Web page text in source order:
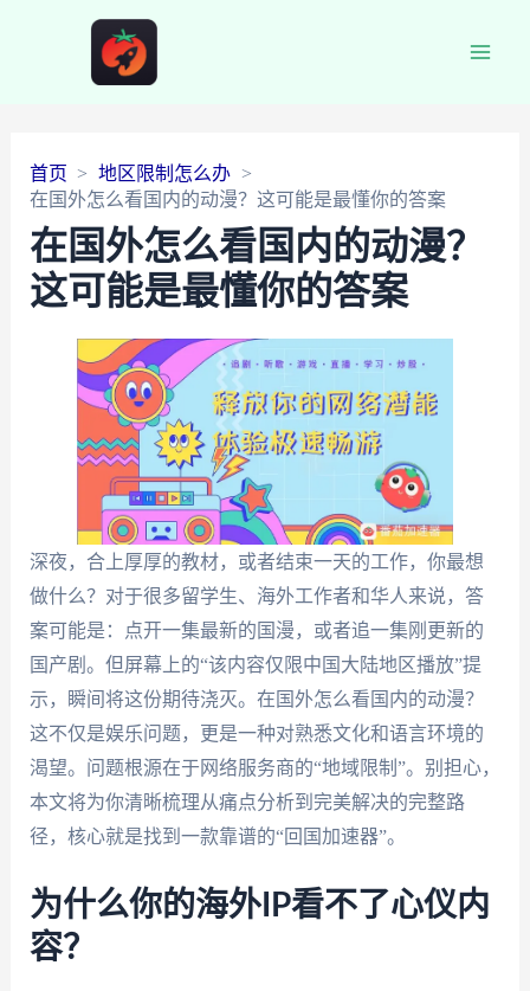
首页
地区限制怎么办
在国外怎么看国内的动漫？这可能是最懂你的答案
在国外怎么看国内的动漫？
这可能是最懂你的答案
深夜，合上厚厚的教材，或者结束一天的工作，你最想
做什么？对于很多留学生、海外工作者和华人来说，答
案可能是：点开一集最新的国漫，或者追一集刚更新的
国产剧。但屏幕上的“该内容仅限中国大陆地区播放”提
示，瞬间将这份期待浇灭。在国外怎么看国内的动漫？
这不仅是娱乐问题，更是一种对熟悉文化和语言环境的
渴望。问题根源在于网络服务商的“地域限制”。别担心，
本文将为你清晰梳理从痛点分析到完美解决的完整路
径，核心就是找到一款靠谱的“回国加速器”。
为什么你的海外IP看不了心仪内
容？